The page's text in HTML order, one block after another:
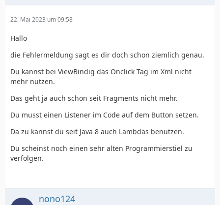
22. Mai 2023 um 09:58
Hallo
die Fehlermeldung sagt es dir doch schon ziemlich genau.
Du kannst bei ViewBindig das Onclick Tag im Xml nicht
mehr nutzen.
Das geht ja auch schon seit Fragments nicht mehr.
Du musst einen Listener im Code auf dem Button setzen.
Da zu kannst du seit Java 8 auch Lambdas benutzen.
Du scheinst noch einen sehr alten Programmierstiel zu
verfolgen.
nono124